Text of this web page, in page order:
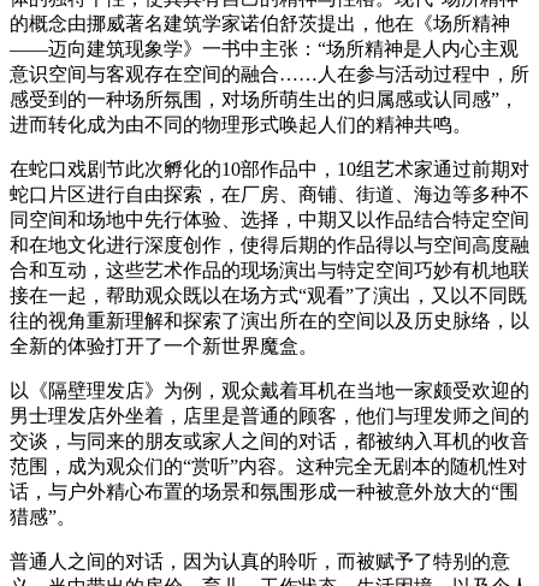
的概念由挪威著名建筑学家诺伯舒茨提出，他在《场所精神
——迈向建筑现象学》一书中主张：“场所精神是人内心主观
意识空间与客观存在空间的融合……人在参与活动过程中，所
感受到的一种场所氛围，对场所萌生出的归属感或认同感”，
进而转化成为由不同的物理形式唤起人们的精神共鸣。
在蛇口戏剧节此次孵化的10部作品中，10组艺术家通过前期对
蛇口片区进行自由探索，在厂房、商铺、街道、海边等多种不
同空间和场地中先行体验、选择，中期又以作品结合特定空间
和在地文化进行深度创作，使得后期的作品得以与空间高度融
合和互动，这些艺术作品的现场演出与特定空间巧妙有机地联
接在一起，帮助观众既以在场方式“观看”了演出，又以不同既
往的视角重新理解和探索了演出所在的空间以及历史脉络，以
全新的体验打开了一个新世界魔盒。
以《隔壁理发店》为例，观众戴着耳机在当地一家颇受欢迎的
男士理发店外坐着，店里是普通的顾客，他们与理发师之间的
交谈，与同来的朋友或家人之间的对话，都被纳入耳机的收音
范围，成为观众们的“赏听”内容。这种完全无剧本的随机性对
话，与户外精心布置的场景和氛围形成一种被意外放大的“围
猎感”。
普通人之间的对话，因为认真的聆听，而被赋予了特别的意